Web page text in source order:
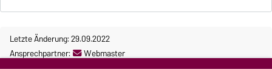
Letzte Änderung: 29.09.2022
Ansprechpartner:
Webmaster